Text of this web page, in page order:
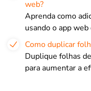
web?
Aprenda como
usando o app web
Como duplicar
Duplique folhas
para aumentar a